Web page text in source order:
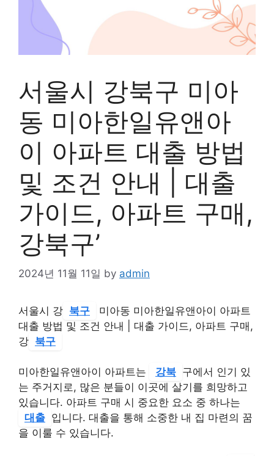
서울시 강북구 미아
동 미아한일유앤아
이 아파트 대출 방법
및 조건 안내 | 대출
가이드, 아파트 구매,
강북구’
2024년 11월 11일 by admin
서울시 강 북구
미아동 미아한일유앤아이 아파트
대출 방법 및 조건 안내 | 대출 가이드, 아파트 구매,
강 북구
미아한일유앤아이 아파트는 강북 구에서 인기 있
는 주거지로, 많은 분들이 이곳에 살기를 희망하고
있습니다. 아파트 구매 시 중요한 요소 중 하나는
대출 입니다. 대출을 통해 소중한 내 집 마련의 꿈
을 이룰 수 있습니다.